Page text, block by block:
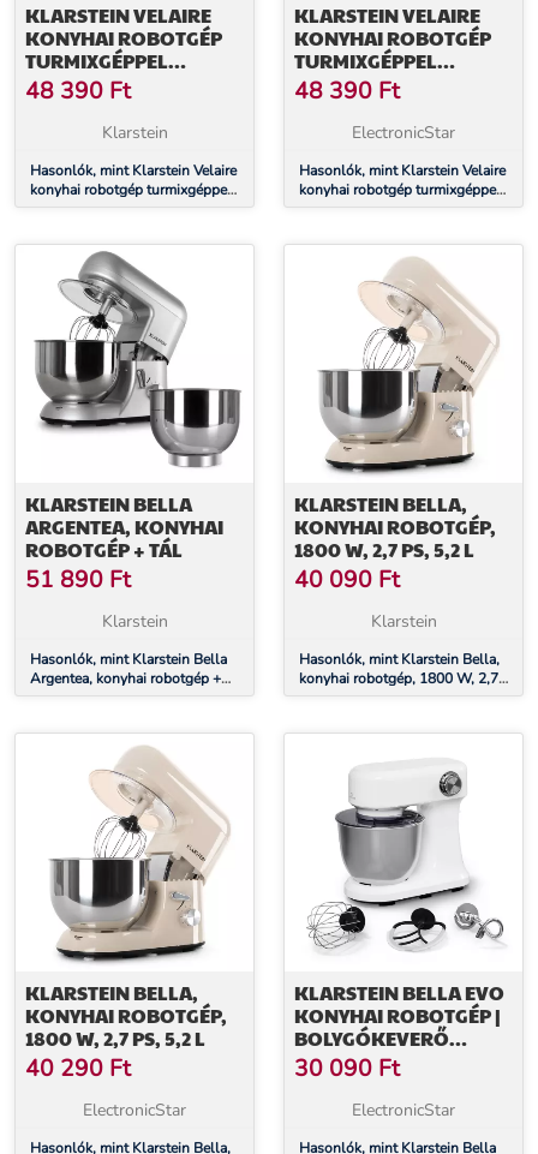
KLARSTEIN VELAIRE
KONYHAI ROBOTGÉP
TURMIXGÉPPEL
DAGASZTÁSHOZ,
HABVERÉSHEZ ÉS
GYÜMÖLCSLÉ
KONYHAI ROBOTGÉP/
TURMIXGÉP 1,75 L
48 390 Ft
Klarstein
Hasonlók, mint Klarstein Velaire
konyhai robotgép turmixgéppel
dagasztáshoz, habveréshez és
W 2 l konyhai robotgép/
turmixgép 1,75 l
KLARSTEIN VELAIRE
KONYHAI ROBOTGÉP
TURMIXGÉPPEL
DAGASZTÁSHOZ,
HABVERÉSHEZ ÉS
GYÜMÖLCSLÉ
KONYHAI ROBOTGÉP/
TURMIXGÉP 1,75 L
48 390 Ft
ElectronicStar
Hasonlók, mint Klarstein Velaire
konyhai robotgép turmixgéppel
dagasztáshoz, habveréshez és
W 2 l konyhai robotgép/
turmixgép 1,75 l
KLARSTEIN BELLA
ARGENTEA, KONYHAI
ROBOTGÉP + TÁL
51 890 Ft
Klarstein
Hasonlók, mint Klarstein Bella
Argentea, konyhai robotgép +
tál
KLARSTEIN BELLA,
KONYHAI ROBOTGÉP,
1800 W, 2,7 PS, 5,2 L
40 090 Ft
Klarstein
Hasonlók, mint Klarstein Bella,
konyhai robotgép, 1800 W, 2,7
PS, 5,2 L
KLARSTEIN BELLA,
KONYHAI ROBOTGÉP,
1800 W, 2,7 PS, 5,2 L
40 290 Ft
ElectronicStar
Hasonlók, mint Klarstein Bella,
KLARSTEIN BELLA EVO
KONYHAI ROBOTGÉP |
BOLYGÓKEVERŐ
RENDSZER | 3
KEVERŐFELSZERELÉS |
1500 W | 5 L
30 090 Ft
ElectronicStar
Hasonlók, mint Klarstein Bella